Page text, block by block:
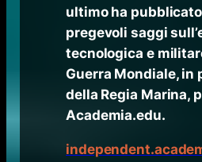
ultimo ha
pregevoli saggi
tecnologica e
Guerra Mondiale, in
della Regia Marina,
Academia.edu.